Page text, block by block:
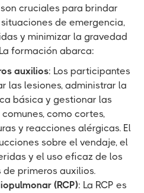
cruciales para brindar
de emergencia,
y minimizar la gravedad
formación abarca:
auxilios: Los participantes
las lesiones, administrar la
básica y gestionar las
como cortes,
y reacciones alérgicas. El
sobre el vendaje, el
y el uso eficaz de los
de primeros auxilios.
(RCP): La RCP es